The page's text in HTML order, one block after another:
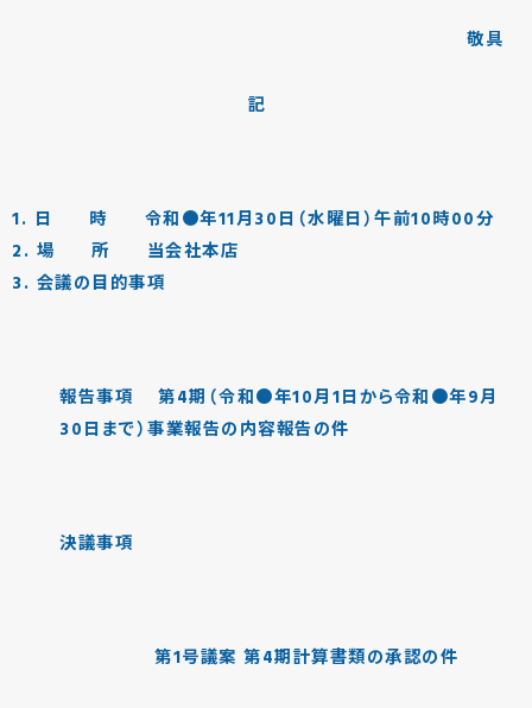
敬具
記
1. 日 時 令和●年11月30日（水曜日）午前10時00分
2. 場 所 当会社本店
3. 会議の目的事項
報告事項 第4期（令和●年10月1日から令和●年9月
30日まで）事業報告の内容報告の件
決議事項
第1号議案 第4期計算書類の承認の件